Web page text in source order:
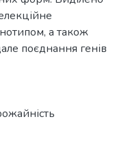
а також
поєднання генів